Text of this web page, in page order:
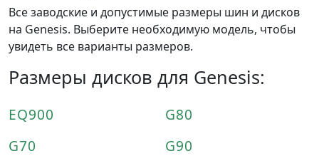
Все заводские и допустимые размеры шин и дисков
на Genesis. Выберите необходимую модель, чтобы
увидеть все варианты размеров.
Размеры дисков для Genesis:
EQ900
G70
G80
G90